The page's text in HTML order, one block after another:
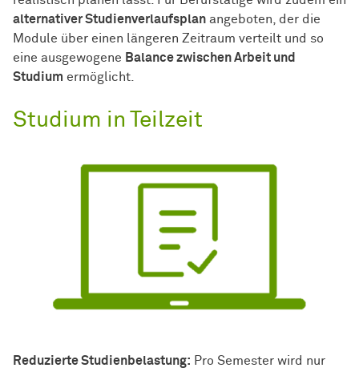
alternativer Studienverlaufsplan angeboten, der die
Module über einen längeren Zeitraum verteilt und so
eine ausgewogene Balance zwischen Arbeit und
Studium ermöglicht.
Studium in Teilzeit
Reduzierte Studienbelastung: Pro Semester wird nur